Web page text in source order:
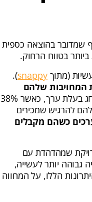
שמדובר בהוצאה כספית
בטווח הרחוק.
snappy
).
המחויבות שלהם
אחרי שהם מקבלים מתנת חג בעלת ערך, כאשר 38%
שמתנת חג גורמת להם להרגיש שמכירים
כשהם מקבלים
שמהדהדת עם
גבוהה יותר לעשייה,
הללו, על המחווה